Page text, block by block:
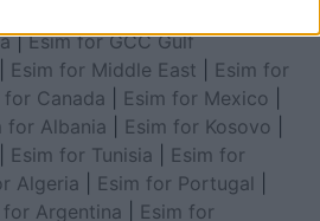
|Esim for GCC Gulf
Esim for Middle East
Esim for
for Canada Esim for Mexico
for Albania Esim for Kosovo
Esim for Tunisia
Esim for
Algeria Esim for Portugal
for Argentina
Esim for